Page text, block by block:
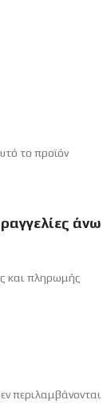
το προϊόν
άνω
και πληρωμής
περιλαμβάνονται